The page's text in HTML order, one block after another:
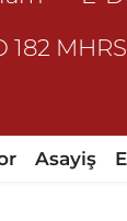
182 MHRS
Asayiş